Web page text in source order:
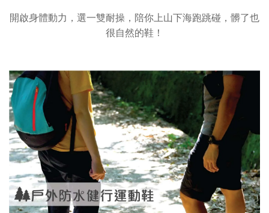
開啟身體動力，選一雙耐操，陪你上山下海跑跳碰，髒了也
很自然的鞋！